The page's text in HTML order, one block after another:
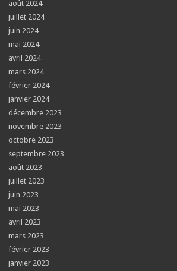
août 2024
juillet 2024
juin 2024
mai 2024
avril 2024
mars 2024
février 2024
janvier 2024
décembre 2023
novembre 2023
octobre 2023
septembre 2023
août 2023
juillet 2023
juin 2023
mai 2023
avril 2023
mars 2023
février 2023
janvier 2023